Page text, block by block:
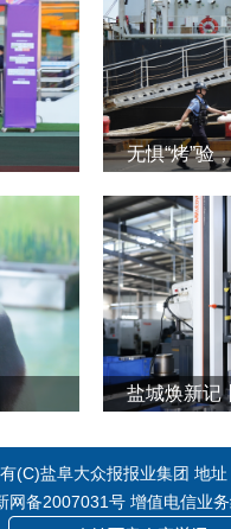
无惧“烤”验
(C)盐阜大众报报业集团 地
网备2007031号 增值电信业